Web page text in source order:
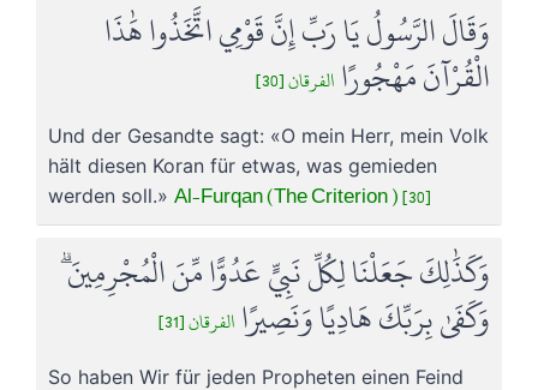
وَقَالَ الرَّسُولُ يَا رَبِّ إِنَّ قَوْمِي اتَّخَذُوا هَٰذَا
الْقُرْآنَ مَهْجُورًا الفرقان [30]
Und der Gesandte sagt: «O mein Herr, mein Volk
hält diesen Koran für etwas, was gemieden
werden soll.» Al-Furqan (The Criterion ) [30]
وَكَذَٰلِكَ جَعَلْنَا لِكُلِّ نَبِيٍّ عَدُوًّا مِّنَ الْمُجْرِمِينَ ۗ
وَكَفَىٰ بِرَبِّكَ هَادِيًا وَنَصِيرًا الفرقان [31]
So haben Wir für jeden Propheten einen Feind